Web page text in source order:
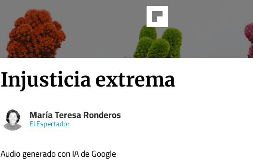
Injusticia extrema
María Teresa Ronderos
El Espectador
Audio generado con IA de Google